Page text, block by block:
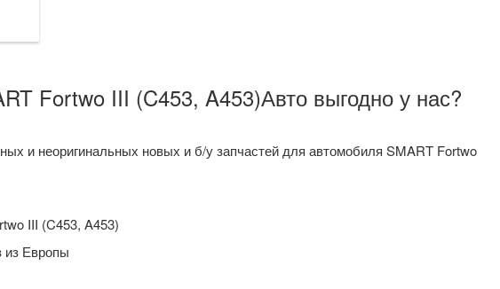
Fortwo III (C453, A453)Авто выгодно у нас?
и неоригинальных новых и б/у запчастей для автомобиля SMART Fortwo
III (C453, A453)
из Европы